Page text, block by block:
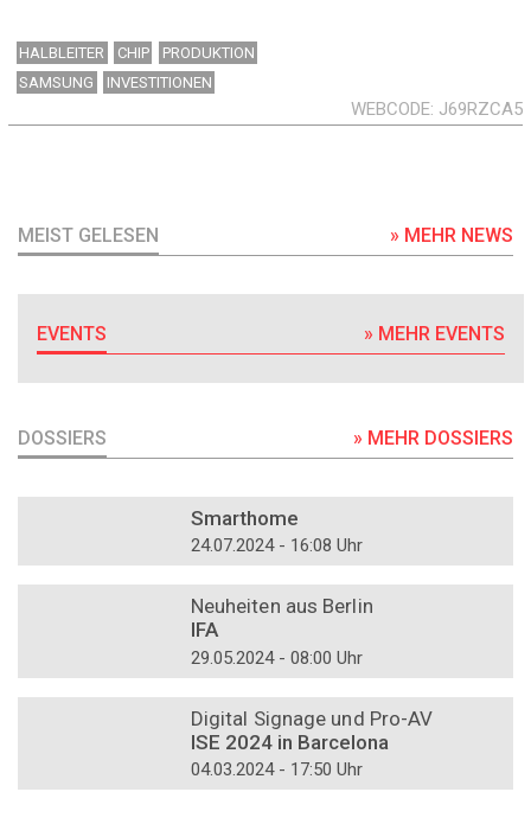
HALBLEITER CHIP
PRODUKTION
SAMSUNG
INVESTITIONEN
WEBCODE J69RZCA5
MEIST GELESEN » MEHR NEWS
EVENTS » MEHR EVENTS
DOSSIERS » MEHR DOSSIERS
Smarthome
24.07.2024 - 16:08 Uhr
Neuheiten aus Berlin
IFA
29.05.2024 - 08:00 Uhr
Digital Signage und Pro-AV
ISE 2024 in Barcelona
04.03.2024 - 17:50 Uhr